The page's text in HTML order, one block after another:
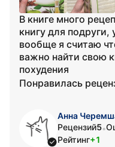
В книге много
книгу для
вообще я считаю
важно найти свою
похудения
Понравилась
Анна
Рецензий5•
Рейтинг+1